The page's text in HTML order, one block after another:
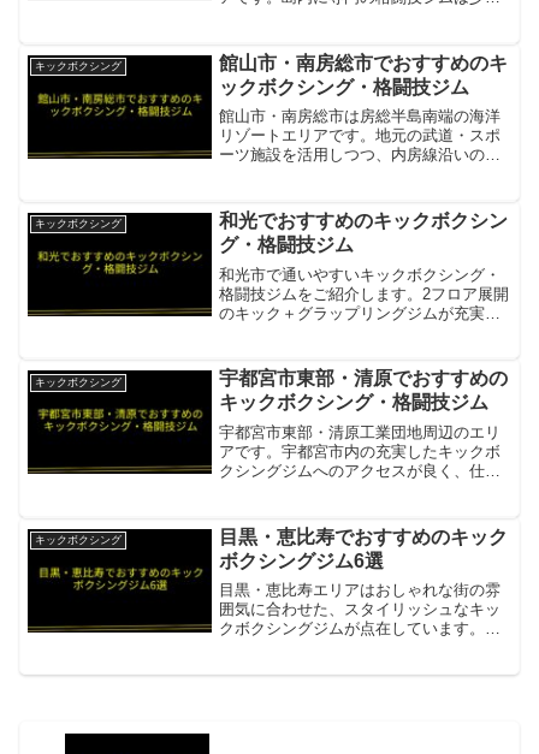
ムキッド）隠岐の島からフェリーと電車
で松江市中心部へ。...
キックボクシング
館山市・南房総市でおすすめのキ
ックボクシング・格闘技ジム
館山市・南房総市は房総半島南端の海洋
リゾートエリアです。地元の武道・スポ
ーツ施設を活用しつつ、内房線沿いの格
房線で通える君津市の老舗キックボクシ
ング道場項目内容所在地／...
キックボクシング
和光でおすすめのキックボクシン
グ・格闘技ジム
和光市で通いやすいキックボクシング・
格闘技ジムをご紹介します。2フロア展開
のキック＋グラップリングジムが充実し
プリング2フロア展開・充実の設備項目内
容所在地／最寄駅埼...
キックボクシング
宇都宮市東部・清原でおすすめの
キックボクシング・格闘技ジム
宇都宮市東部・清原工業団地周辺のエリ
アです。宇都宮市内の充実したキックボ
クシングジムへのアクセスが良く、仕事
フィットネス・女性も楽しめる環境・初
心者から本格練...
キックボクシング
目黒・恵比寿でおすすめのキック
ボクシングジム6選
目黒・恵比寿エリアはおしゃれな街の雰
囲気に合わせた、スタイリッシュなキッ
クボクシングジムが点在しています。中